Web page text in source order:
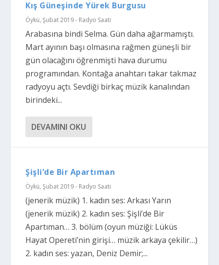
Kış Güneşinde Yürek Burgusu
Öykü,Şubat 2019 - Radyo Saati
Arabasına bindi Selma. Gün daha ağarmamıştı.
Mart ayının başı olmasına rağmen güneşli bir
gün olacağını öğrenmişti hava durumu
programından. Kontağa anahtarı takar takmaz
radyoyu açtı. Sevdiği birkaç müzik kanalından
birindeki...
DEVAMINI OKU
Şişli’de Bir Apartıman
Öykü,Şubat 2019 - Radyo Saati
(jenerik müzik) 1. kadın ses: Arkası Yarın
(jenerik müzik) 2. kadın ses: Şişli’de Bir
Apartıman… 3. bölüm (oyun müziği: Lüküs
Hayat Opereti’nin girişi… müzik arkaya çekilir…)
2. kadın ses: yazan, Deniz Demir;...